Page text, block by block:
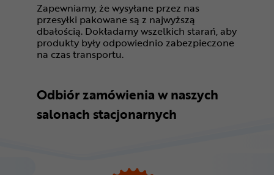
Zapewniamy, że wysyłane przez nas
przesyłki pakowane są z najwyższą
dbałością. Dokładamy wszelkich starań, aby
produkty były odpowiednio zabezpieczone
na czas transportu.
Odbiór zamówienia w naszych
salonach stacjonarnych